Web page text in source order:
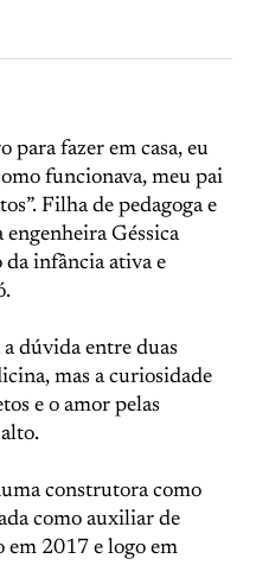
para fazer em casa, eu
funcionava, meu pai
Filha de pedagoga e
Géssica
infância ativa e
dúvida entre duas
mas a curiosidade
e o amor pelas
construtora como
como auxiliar de
em 2017 e logo em